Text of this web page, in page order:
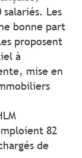
Les
bonne part
proposent
à
mise en
82
de